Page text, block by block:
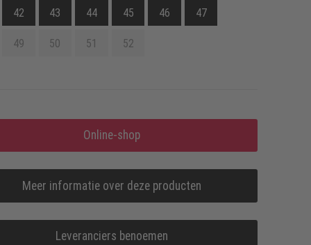
42 43 44 45 46 47
49 50 51 52
Online-shop
Meer informatie over deze producten
Leveranciers benoemen